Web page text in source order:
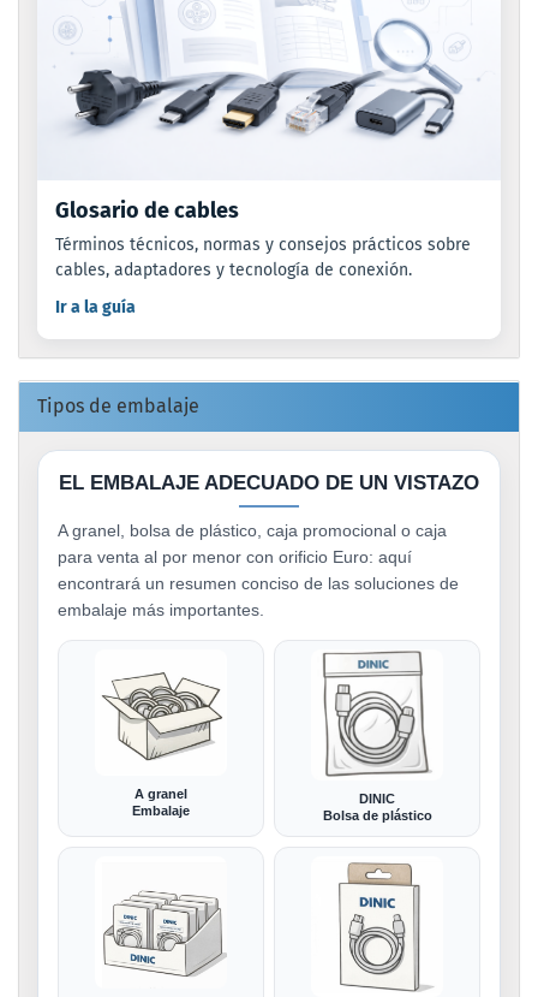
Glosario de cables
Términos técnicos, normas y consejos prácticos sobre
cables, adaptadores y tecnología de conexión.
Ir a la guía
Tipos de embalaje
EL EMBALAJE ADECUADO DE UN VISTAZO
A granel, bolsa de plástico, caja promocional o caja
para venta al por menor con orificio Euro: aquí
encontrará un resumen conciso de las soluciones de
embalaje más importantes.
A granel
Embalaje
DINIC
Bolsa de plástico